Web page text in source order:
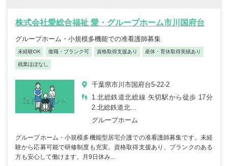
株式会社愛総合福祉 愛・グループホーム市川国府台
グループホーム・小規模多機能での准看護師募集
未経験OK 復職・ブランク可 資格取得支援あり 産休・育休取得実績あり
残業ほぼなし
千葉県市川市国府台5-22-2
1.北総鉄道北総線 矢切駅から徒歩 17分
2.北総鉄道北...
グループホーム
グループホーム・小規模多機能型居宅介護での准看護師募集です。未経
験から応募可能で研修制度も充実。資格取得支援あり、ブランクのある
方も安心して働けます。月9日休み...